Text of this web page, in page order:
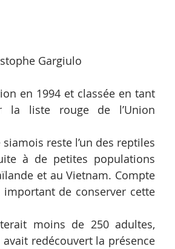
Gargiulo
en 1994 et classée en tant
la liste rouge de l’Union
reste l’un des reptiles
à de petites populations
et au Vietnam. Compte
de conserver cette
moins de 250 adultes,
redécouvert la présence